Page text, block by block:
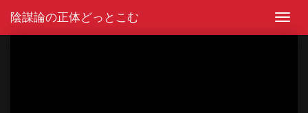
陰謀論の正体どっとこむ